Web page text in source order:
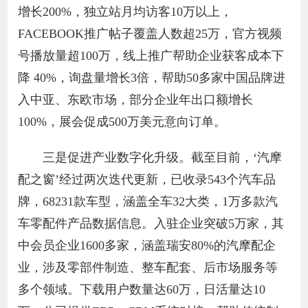
增长200%，独立站月均访客10万以上，
FACEBOOK推广帖子覆盖人数超25万，官方视频
号播放量超100万，线上推广帮助企业获客成本下
降 40%，询盘量增长3倍，帮助50多家中国品牌进
入中亚、东欧市场，部分企业年出口额增长
100%，展会促成500万美元意向订单。
三是促进产业数字化升级。截至目前，‘汽摩
配之窗’经过两次迭代更新，已收录543个汽车品
牌，68231款车型，涵盖全车32大类，1万多款汽
车零配件产品数据信息。入驻企业突破5万家，其
中会员企业1600多家，涵盖瑞安80%的汽摩配企
业，涉及零部件制造、整车配套、后市场服务等
多个领域。下载用户数量达60万，日活量达10